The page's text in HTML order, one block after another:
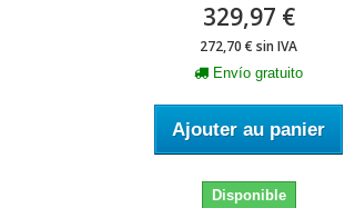
329,97 €
272,70 € sin IVA
Envío gratuito
Ajouter au panier
Disponible